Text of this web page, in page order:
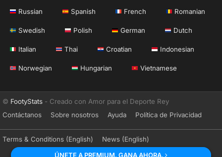
Russian Spanish French Romanian
Swedish Polish German Dutch
Italian Thai Croatian Indonesian
Norwegian Hungarian Vietnamese
© FootyStats - Creado con Amor para el Deporte Rey
Contáctanos
Sobre nosotros Ayuda Política de Privacidad
Terms & Conditions (English) News (English)
ÚNETE A PREMIUM. GANA AHORA.